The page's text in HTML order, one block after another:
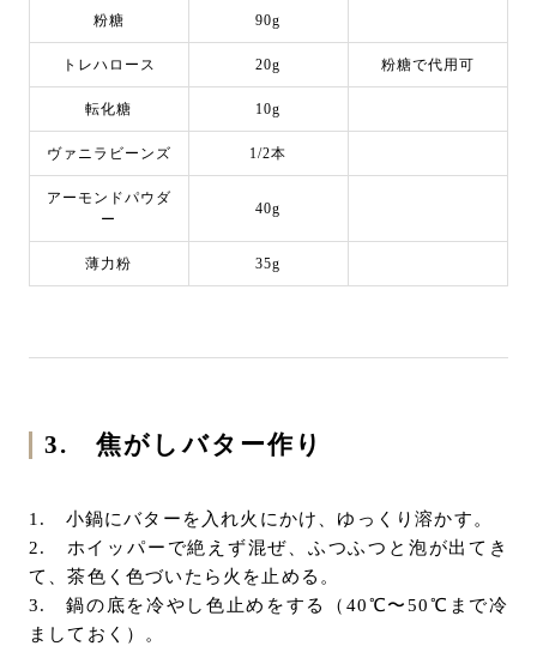
粉糖 90g
トレハロース 20g 粉糖で代用可
転化糖 10g
ヴァニラビーンズ 1/2本
アーモンドパウダ
ー
40g
薄力粉 35g
3. 焦がしバター作り
1. 小鍋にバターを入れ火にかけ、ゆっくり溶かす。
2. ホイッパーで絶えず混ぜ、ふつふつと泡が出てき
て、茶色く色づいたら火を止める。
3. 鍋の底を冷やし色止めをする（40℃〜50℃まで冷
ましておく）。